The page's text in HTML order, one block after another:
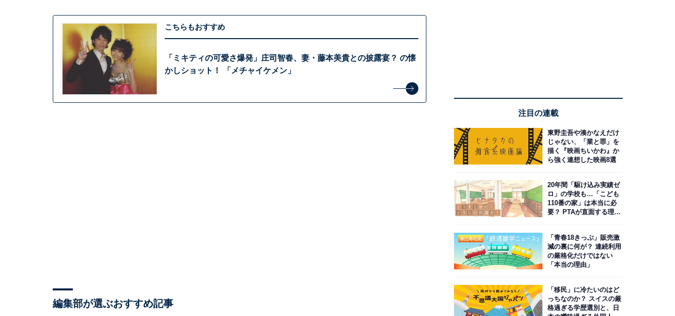
こちらもおすすめ
「ミキティの可愛さ爆発」庄司智春、妻・藤本美貴との披露宴？ の懐
かしショット！ 「メチャイケメン」
編集部が選ぶおすすめ記事
注目の連載
東野圭吾や湊かなえだけ
じゃない、「業と罪」を
描く『映画ちいかわ』か
ら強く連想した映画8選
20年間「駆け込み実績ゼ
ロ」の学校も…「こども
110番の家」は本当に必
要？ PTAが直面する理想
「青春18きっぷ」販売激
減の裏に何が？ 連続利用
の厳格化だけではない
「本当の理由」
「移民」に冷たいのはど
っちなのか？ スイスの厳
格過ぎる学歴選別と、日